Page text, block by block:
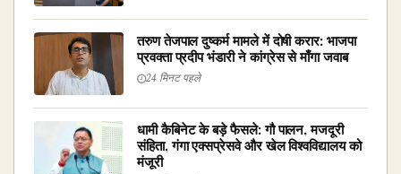
तरुण तेजपाल दुष्कर्म मामले में दोषी करार: भाजपा
प्रवक्ता प्रदीप भंडारी ने कांग्रेस से माँगा जवाब
24 मिनट पहले
धामी कैबिनेट के बड़े फैसले: गौ पालन, मजदूरी
संहिता, गंगा एक्सप्रेसवे और खेल विश्वविद्यालय को
मंजूरी